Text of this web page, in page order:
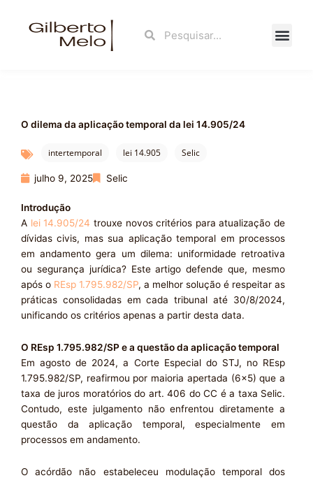
Search
O dilema da aplicação temporal da lei 14.905/24
intertemporal lei 14.905 Selic
julho 9, 2025 Selic
Introdução
A lei 14.905/24 trouxe novos critérios para atualização de
dívidas civis, mas sua aplicação temporal em processos
em andamento gera um dilema: uniformidade retroativa
ou segurança jurídica? Este artigo defende que, mesmo
após o REsp 1.795.982/SP, a melhor solução é respeitar as
práticas consolidadas em cada tribunal até 30/8/2024,
unificando os critérios apenas a partir desta data.
O REsp 1.795.982/SP e a questão da aplicação temporal
Em agosto de 2024, a Corte Especial do STJ, no REsp
1.795.982/SP, reafirmou por maioria apertada (6×5) que a
taxa de juros moratórios do art. 406 do CC é a taxa Selic.
Contudo, este julgamento não enfrentou diretamente a
questão da aplicação temporal, especialmente em
processos em andamento.
O acórdão não estabeleceu modulação temporal dos